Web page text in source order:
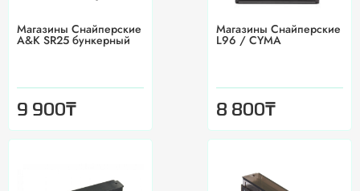
Магазины Снайперские
A&K SR25 бункерный
9 900₸
Магазины Снайперские
L96 / CYMA
8 800₸